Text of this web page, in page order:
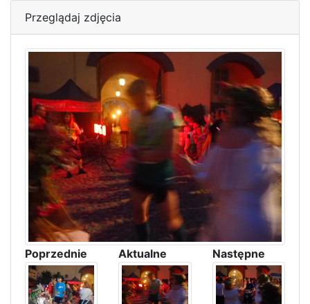
Przeglądaj zdjęcia
Poprzednie Aktualne Następne